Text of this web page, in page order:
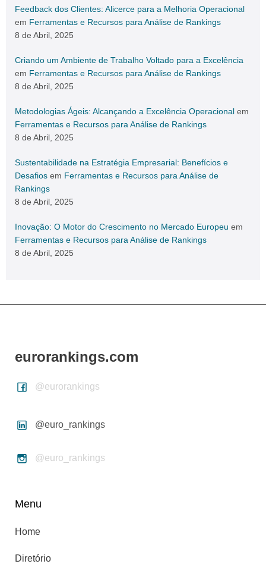
Feedback dos Clientes: Alicerce para a Melhoria Operacional
em Ferramentas e Recursos para Análise de Rankings
8 de Abril, 2025
Criando um Ambiente de Trabalho Voltado para a Excelência
em Ferramentas e Recursos para Análise de Rankings
8 de Abril, 2025
Metodologias Ágeis: Alcançando a Excelência Operacional em
Ferramentas e Recursos para Análise de Rankings
8 de Abril, 2025
Sustentabilidade na Estratégia Empresarial: Benefícios e
Desafios em Ferramentas e Recursos para Análise de
Rankings
8 de Abril, 2025
Inovação: O Motor do Crescimento no Mercado Europeu em
Ferramentas e Recursos para Análise de Rankings
8 de Abril, 2025
eurorankings.com
@eurorankings
@euro_rankings
@euro_rankings
Menu
Home
Diretório